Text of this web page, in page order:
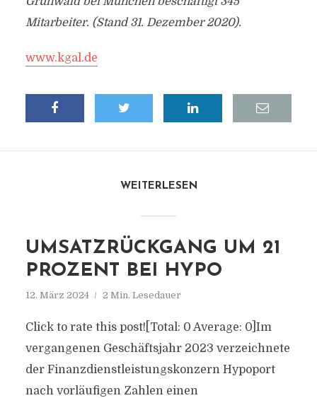
Mitarbeiter. (Stand 31. Dezember 2020).
www.kgal.de
WEITERLESEN
UMSATZRÜCKGANG UM 21
PROZENT BEI HYPO
12. März 2024 2 Min. Lesedauer
Click to rate this post![Total: 0 Average: 0]Im
vergangenen Geschäftsjahr 2023 verzeichnete
der Finanzdienstleistungskonzern Hypoport
nach vorläufigen Zahlen einen